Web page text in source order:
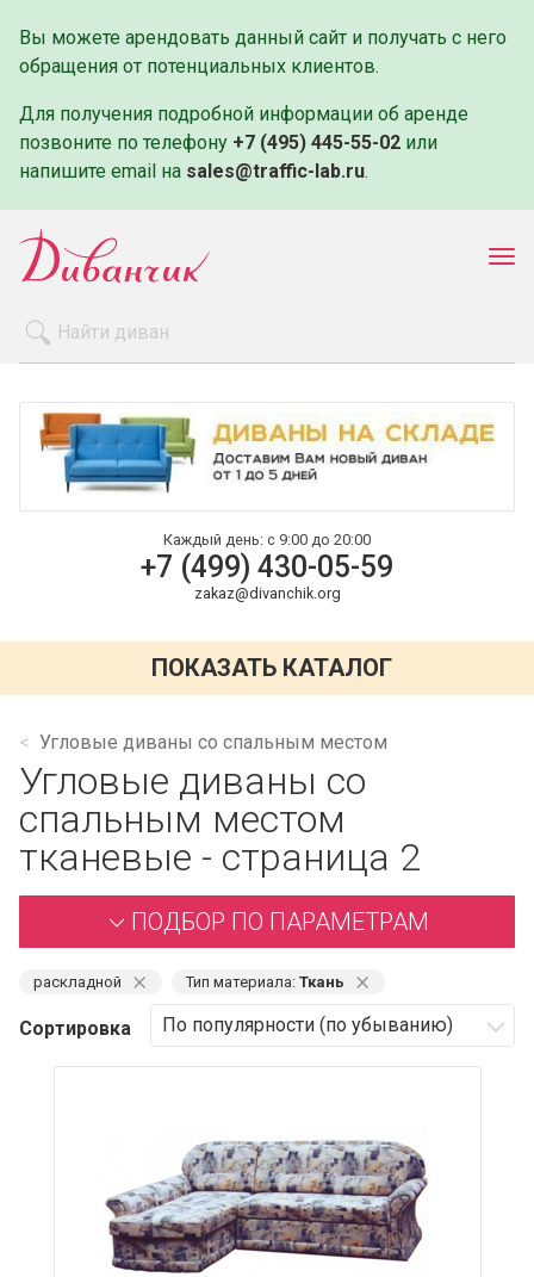
Вы можете арендовать данный сайт и получать с него
обращения от потенциальных клиентов.
Для получения подробной информации об аренде
позвоните по телефону +7 (495) 445-55-02 или
напишите email на sales@traffic-lab.ru.
Оплата и доставка
Контакты
Каждый день: с 9:00 до 20:00
+7 (499) 430-05-59
zakaz@divanchik.org
ПОКАЗАТЬ КАТАЛОГ
Угловые диваны со спальным местом
Угловые диваны со
спальным местом
тканевые - страница 2
ПОДБОР ПО ПАРАМЕТРАМ
раскладной ⨯ Тип материала: Ткань ⨯
Сортировка